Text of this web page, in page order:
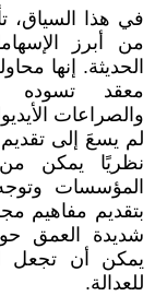
في هذا السياق،
من أبرز
الحديثة. إنها
معقد تسوده
والصراعات
لم يسعَ إلى
نظريًا يمكن
المؤسسات
بتقديم مفاهيم
شديدة العمق
يمكن أن تجعل
للعدالة.